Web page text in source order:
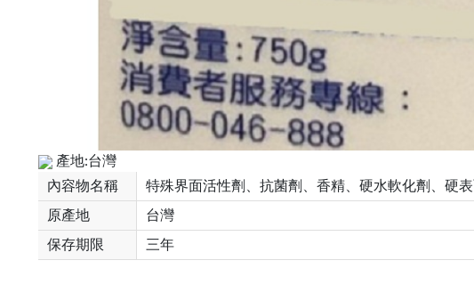
產地:台灣
內容物名稱
特殊界面活性劑、抗菌劑、香精、硬水軟化劑、硬
原產地 台灣
保存期限 三年